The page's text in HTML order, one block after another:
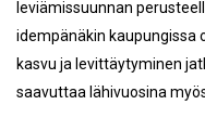
leviämissuunnan
idempänäkin kaupungissa
kasvu ja levittäytyminen
saavuttaa lähivuosina